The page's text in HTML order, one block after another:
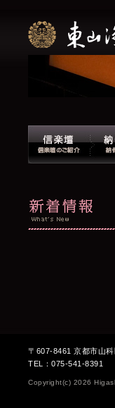
〒607-8461 京都市山
TEL：075-541-8391
Copyright(c) 2026